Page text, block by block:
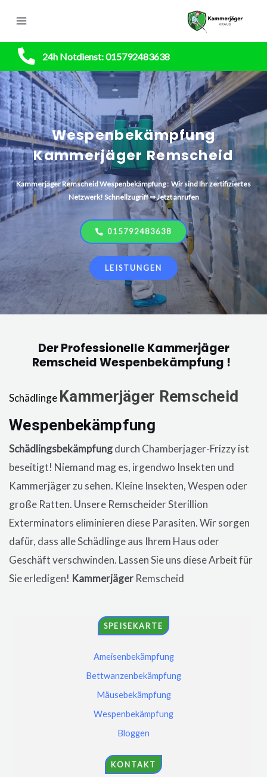
24h Notdienst: 015792483638
Wespenbekämpfung
Kammerjäger Remscheid
KammerjägerRemscheidWespenbekämpfung : Wir sind Ihr zertifiziertes
Netzwerk! Schnellzugriff ⇒ Jetzt anrufen
015792483638
LEISTUNGEN
SPEISEKARTE
Ameisenbekämpfung
Bettwanzenbekämpfung
Mäusebekämpfung
Wespenbekämpfung
Bloggen
KONTAKT
Der Professionelle Kammerjäger
Remscheid Wespenbekämpfung !
Schädlinge Kammerjäger Remscheid
Wespenbekämpfung
Schädlingsbekämpfungdurch Chamberjager-Frizzy ist
beseitigt! Niemand mag es, irgendwo Insekten und
Kammerjäger zu sehen. Kleine Insekten, Wespen oder
große Ratten. Unsere RemscheiderSterillion
Exterminators eliminieren diese Parasiten. Wir sorgen
dafür, dass alle Schädlinge aus Ihrem Haus oder
Geschäft verschwinden. Lassen Sie uns diese Arbeit für
Sie erledigen! Kammerjäger Remscheid